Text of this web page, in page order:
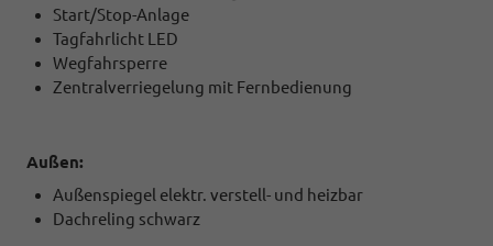
Start/Stop-Anlage
Tagfahrlicht LED
Wegfahrsperre
Zentralverriegelung mit Fernbedienung
Außen:
Außenspiegel elektr. verstell- und heizbar
Dachreling schwarz